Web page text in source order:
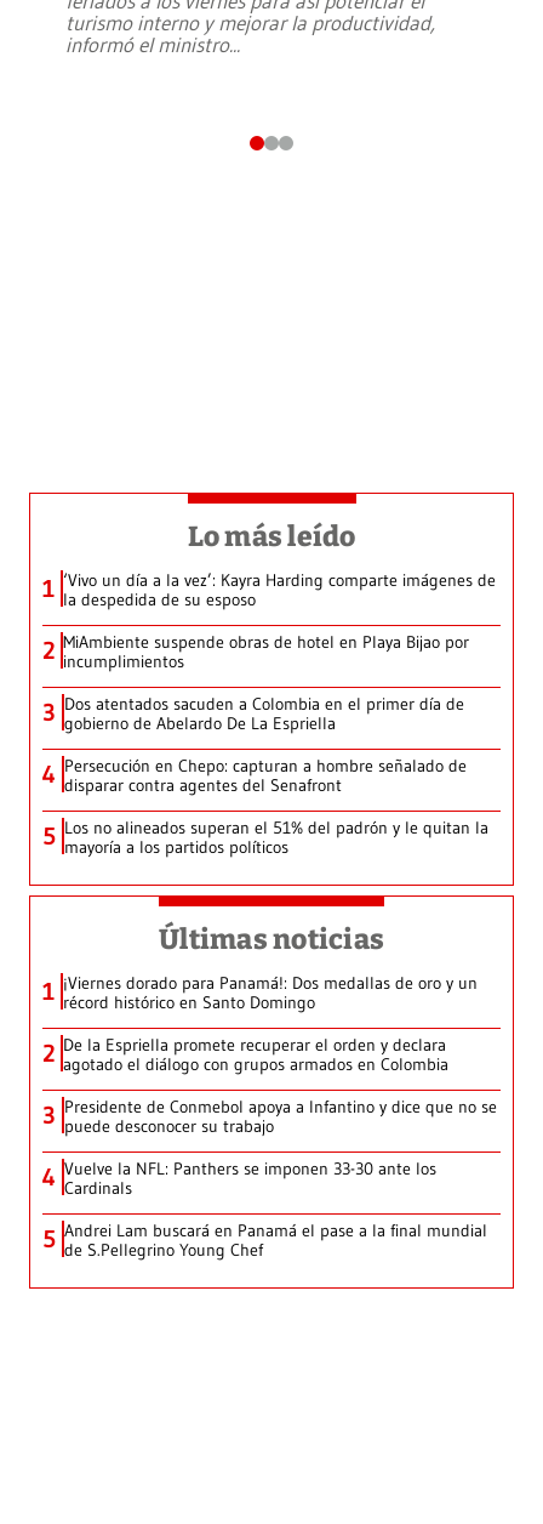
turismo interno y mejorar la productividad,
informó el ministro...
Lo más leído
1 ‘Vivo un día a la vez’: Kayra Harding comparte imágenes de
la despedida de su esposo
2 MiAmbiente suspende obras de hotel en Playa Bijao por
incumplimientos
3 Dos atentados sacuden a Colombia en el primer día de
gobierno de Abelardo De La Espriella
4 Persecución en Chepo: capturan a hombre señalado de
disparar contra agentes del Senafront
5 Los no alineados superan el 51% del padrón y le quitan la
mayoría a los partidos políticos
Últimas noticias
1 ¡Viernes dorado para Panamá!: Dos medallas de oro y un
récord histórico en Santo Domingo
2 De la Espriella promete recuperar el orden y declara
agotado el diálogo con grupos armados en Colombia
3 Presidente de Conmebol apoya a Infantino y dice que no se
puede desconocer su trabajo
4 Vuelve la NFL: Panthers se imponen 33-30 ante los
Cardinals
5 Andrei Lam buscará en Panamá el pase a la final mundial
de S.Pellegrino Young Chef